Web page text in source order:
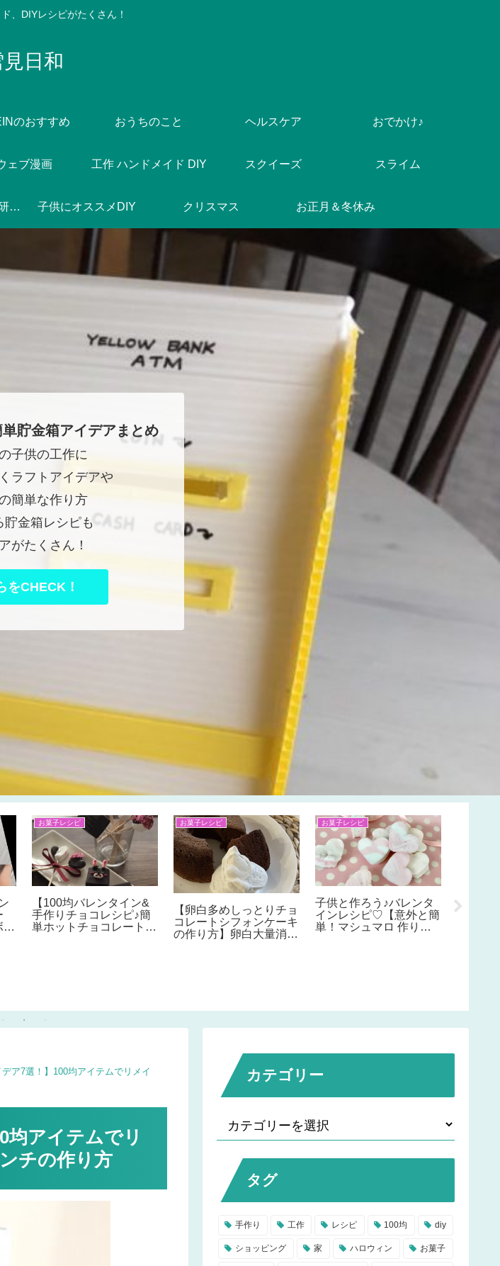
、DIYレシピがたくさん！
見日和
のおすすめ おうちのこと ヘルスケア おでかけ♪
ェブ漫画 工作 ハンドメイド DIY スクイーズ スライム
夏休みの工作&自由研究♪ 子供にオススメDIY クリスマス お正月＆冬休み
貯金箱アイデアまとめ
子供の工作に
ラフトアイデアや
簡単な作り方
貯金箱レシピも
がたくさん！
をCHECK！
け
お菓子レシピ
子供と一緒に作ろう
♪【イースターの簡単可
愛い手作りお菓子♪イー
スターエッグのケーキポ
ップの作り方】レシピ付
き♪プレゼントやパーテ
ィーにぴったり！
インテリア 収納
【大容量の隙間収納
DIY！可動棚の作り方】
パントリーの冷蔵庫と壁
の隙間収納にスライド棚
を作ってすっきり便利
に！
ＤＩＹ
【壁紙クロスのひび割
れ、継ぎ目の隙間の補修
方法＆コツ】簡単DIYで
新築や白い壁で目立つ壁
紙の割れを目立たなくす
る方法。ジョイントコー
クとスポンジで埋める！
ア7選！】100均アイテムでリメイ
均アイテムでリ
チの作り方
カテゴリー
タグ
手作り 工作 レシピ 100均 diy
ショッピング 家 ハロウィン お菓子